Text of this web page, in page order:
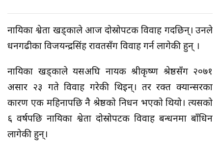
नायिका श्वेता खड्काले आज दोस्रोपटक विवाह गर्दैछिन्। उनले
धनगढीका विजयन्द्रसिंह रावतसँग विवाह गर्न लागेकी हुन् ।
नायिका खड्काले यसअघि नायक श्रीकृष्ण श्रेष्ठसँग २०७१
असार २३ गते विवाह गरेकी थिइन्। तर रक्त क्यान्सरका
कारण एक महिनापछि नै श्रेष्ठको निधन भएको थियो। त्यसको
६ वर्षपछि नायिका श्वेता दोस्रोपटक विवाह बन्धनमा बाँधिन
लागेकी हुन्।